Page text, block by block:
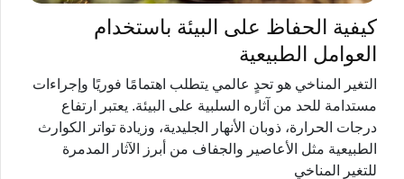
كيفية الحفاظ على البيئة باستخدام
العوامل الطبيعية
التغير المناخي هو تحدٍ عالمي يتطلب اهتمامًا فوريًا وإجراءات
مستدامة للحد من آثاره السلبية على البيئة. يعتبر ارتفاع
درجات الحرارة، ذوبان الأنهار الجليدية، وزيادة تواتر الكوارث
الطبيعية مثل الأعاصير والجفاف من أبرز الآثار المدمرة
للتغير المناخي